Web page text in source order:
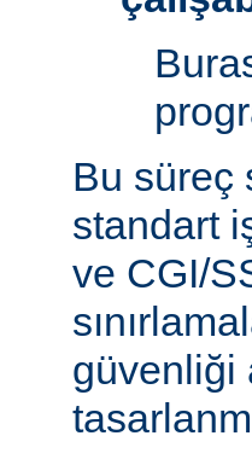
Bu süreç
standart
ve CGI/
güvenliği